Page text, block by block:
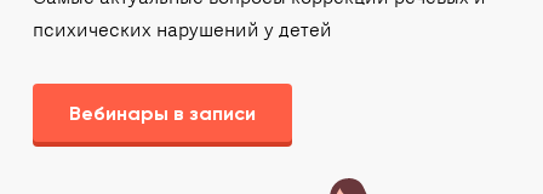
психических нарушений у детей
Вебинары в записи